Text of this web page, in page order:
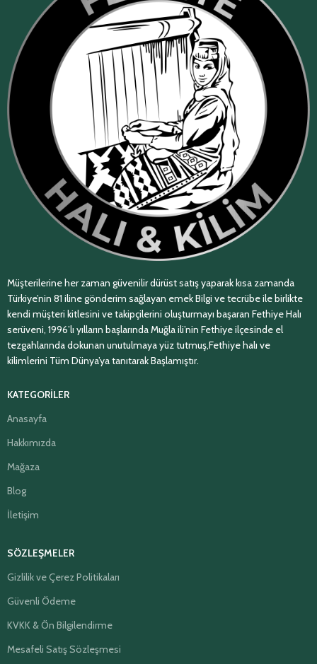
Müşterilerine her zaman güvenilir dürüst satış yaparak kısa zamanda
Türkiye’nin 81 iline gönderim sağlayan emek Bilgi ve tecrübe ile birlikte
kendi müşteri kitlesini ve takipçilerini oluşturmayı başaran Fethiye Halı
serüveni, 1996’lı yılların başlarında Muğla ili’nin Fethiye ilçesinde el
tezgahlarında dokunan unutulmaya yüz tutmuş,Fethiye halı ve
kilimlerini Tüm Dünya’ya tanıtarak Başlamıştır.
KATEGORİLER
Anasayfa
Hakkımızda
Mağaza
Blog
İletişim
SÖZLEŞMELER
Gizlilik ve Çerez Politikaları
Güvenli Ödeme
KVKK & Ön Bilgilendirme
Mesafeli Satış Sözleşmesi